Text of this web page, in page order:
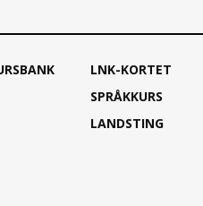
LNK-KORTET
SPRÅKKURS
LANDSTING